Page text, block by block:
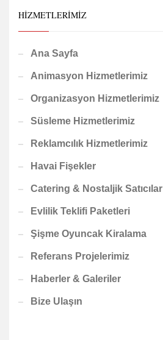
HIZMETLERIMIZ
Ana Sayfa
Animasyon Hizmetlerimiz
Organizasyon Hizmetlerimiz
Süsleme Hizmetlerimiz
Reklamcılık Hizmetlerimiz
Havai Fişekler
Catering & Nostaljik Satıcılar
Evlilik Teklifi Paketleri
Şişme Oyuncak Kiralama
Referans Projelerimiz
Haberler & Galeriler
Bize Ulaşın